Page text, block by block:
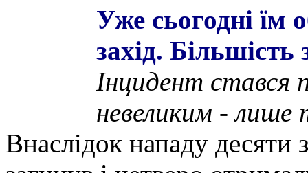
Уже сьогодні їм
захід. Більшість
Інцидент стався
невеликим - лише
Внаслідок нападу десяти